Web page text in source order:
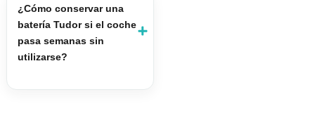
¿Cómo conservar una
batería Tudor si el coche
pasa semanas sin
utilizarse?